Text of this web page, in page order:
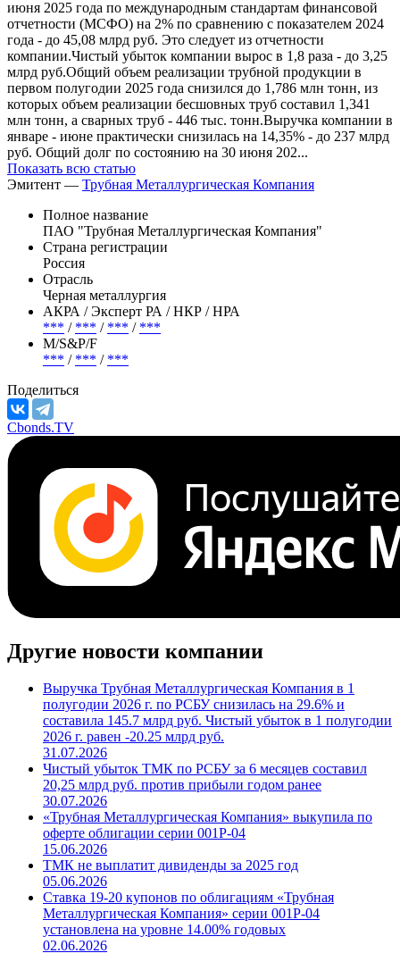
июня 2025 года по международным стандартам финансовой
отчетности (МСФО) на 2% по сравнению с показателем 2024
года - до 45,08 млрд руб. Это следует из отчетности
компании.Чистый убыток компании вырос в 1,8 раза - до 3,25
млрд руб.Общий объем реализации трубной продукции в
первом полугодии 2025 года снизился до 1,786 млн тонн, из
которых объем реализации бесшовных труб составил 1,341
млн тонн, а сварных труб - 446 тыс. тонн.Выручка компании в
январе - июне практически снизилась на 14,35% - до 237 млрд
руб. Общий долг по состоянию на 30 июня 202...
Показать всю статью
Эмитент — Трубная Металлургическая Компания
Полное название
ПАО "Трубная Металлургическая Компания"
Страна регистрации
Россия
Отрасль
Черная металлургия
АКРА / Эксперт РА / НКР / НРА
*** / *** / *** / ***
М/S&P/F
*** / *** / ***
Поделиться
Cbonds.TV
Другие новости компании
Выручка Трубная Металлургическая Компания в 1
полугодии 2026 г. по РСБУ снизилась на 29.6% и
составила 145.7 млрд руб. Чистый убыток в 1 полугодии
2026 г. равен -20.25 млрд руб.
31.07.2026
Чистый убыток ТМК по РСБУ за 6 месяцев составил
20,25 млрд руб. против прибыли годом ранее
30.07.2026
«Трубная Металлургическая Компания» выкупила по
оферте облигации серии 001P-04
15.06.2026
ТМК не выплатит дивиденды за 2025 год
05.06.2026
Ставка 19-20 купонов по облигациям «Трубная
Металлургическая Компания» серии 001P-04
установлена на уровне 14.00% годовых
02.06.2026